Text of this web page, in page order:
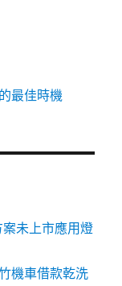
最佳時機
未上市應用燈
機車借款乾洗